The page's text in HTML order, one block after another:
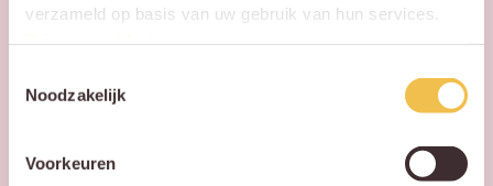
verzameld op basis van uw gebruik van hun services.
Noodzakelijk
Voorkeuren
Vul ons formulier in!
Laat via het
je gegevens achter,